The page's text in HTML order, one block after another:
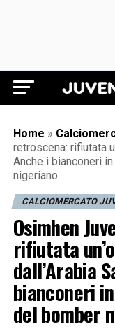
Home »
retroscena: rifiutata
Anche i bianconeri
nigeriano
CALCIOMERCATO
Osimhen
rifiutata
dall’Arabia
bianconeri
del bomber